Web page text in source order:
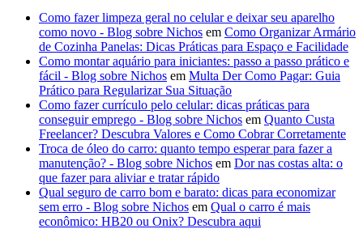
Como fazer limpeza geral no celular e deixar seu aparelho
como novo - Blog sobre Nichos em Como Organizar Armário
de Cozinha Panelas: Dicas Práticas para Espaço e Facilidade
Como montar aquário para iniciantes: passo a passo prático e
fácil - Blog sobre Nichos em Multa Der Como Pagar: Guia
Prático para Regularizar Sua Situação
Como fazer currículo pelo celular: dicas práticas para
conseguir emprego - Blog sobre Nichos em Quanto Custa
Freelancer? Descubra Valores e Como Cobrar Corretamente
Troca de óleo do carro: quanto tempo esperar para fazer a
manutenção? - Blog sobre Nichos em Dor nas costas alta: o
que fazer para aliviar e tratar rápido
Qual seguro de carro bom e barato: dicas para economizar
sem erro - Blog sobre Nichos em Qual o carro é mais
econômico: HB20 ou Onix? Descubra aqui